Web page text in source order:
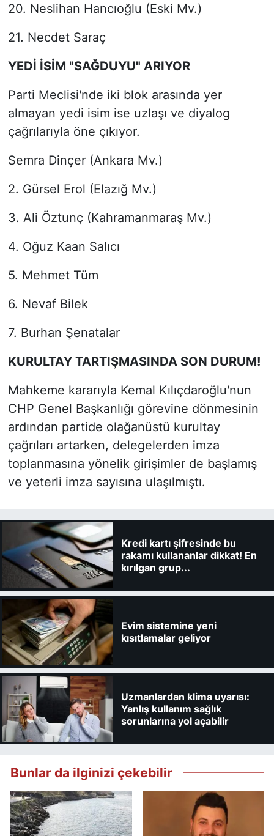
20. Neslihan Hancıoğlu (Eski Mv.)
21. Necdet Saraç
YEDİ İSİM "SAĞDUYU" ARIYOR
Parti Meclisi'nde iki blok arasında yer
almayan yedi isim ise uzlaşı ve diyalog
çağrılarıyla öne çıkıyor.
Semra Dinçer (Ankara Mv.)
2. Gürsel Erol (Elazığ Mv.)
3. Ali Öztunç (Kahramanmaraş Mv.)
4. Oğuz Kaan Salıcı
5. Mehmet Tüm
6. Nevaf Bilek
7. Burhan Şenatalar
KURULTAY TARTIŞMASINDA SON DURUM!
Mahkeme kararıyla Kemal Kılıçdaroğlu'nun
CHP Genel Başkanlığı görevine dönmesinin
ardından partide olağanüstü kurultay
çağrıları artarken, delegelerden imza
toplanmasına yönelik girişimler de başlamış
ve yeterli imza sayısına ulaşılmıştı.
Kredi kartı şifresinde bu
rakamı kullananlar dikkat! En
kırılgan grup...
Evim sistemine yeni
kısıtlamalar geliyor
Uzmanlardan klima uyarısı:
Yanlış kullanım sağlık
sorunlarına yol açabilir
Bunlar da ilginizi çekebilir